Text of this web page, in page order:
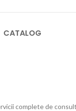
CATALOG
complete de